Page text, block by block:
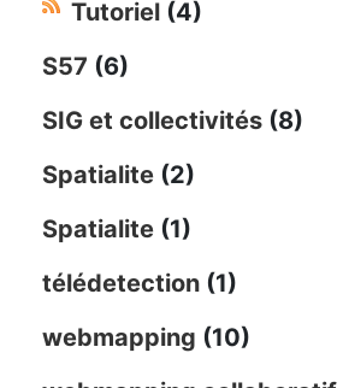
Tutoriel (4)
S57 (6)
SIG et collectivités (8)
Spatialite (2)
Spatialite (1)
télédetection (1)
webmapping (10)